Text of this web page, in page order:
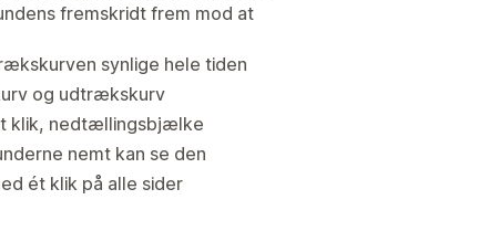
fremskridt frem mod at
synlige hele tiden
og udtrækskurv
klik, nedtællingsbjælke
nemt kan se den
ét klik på alle sider